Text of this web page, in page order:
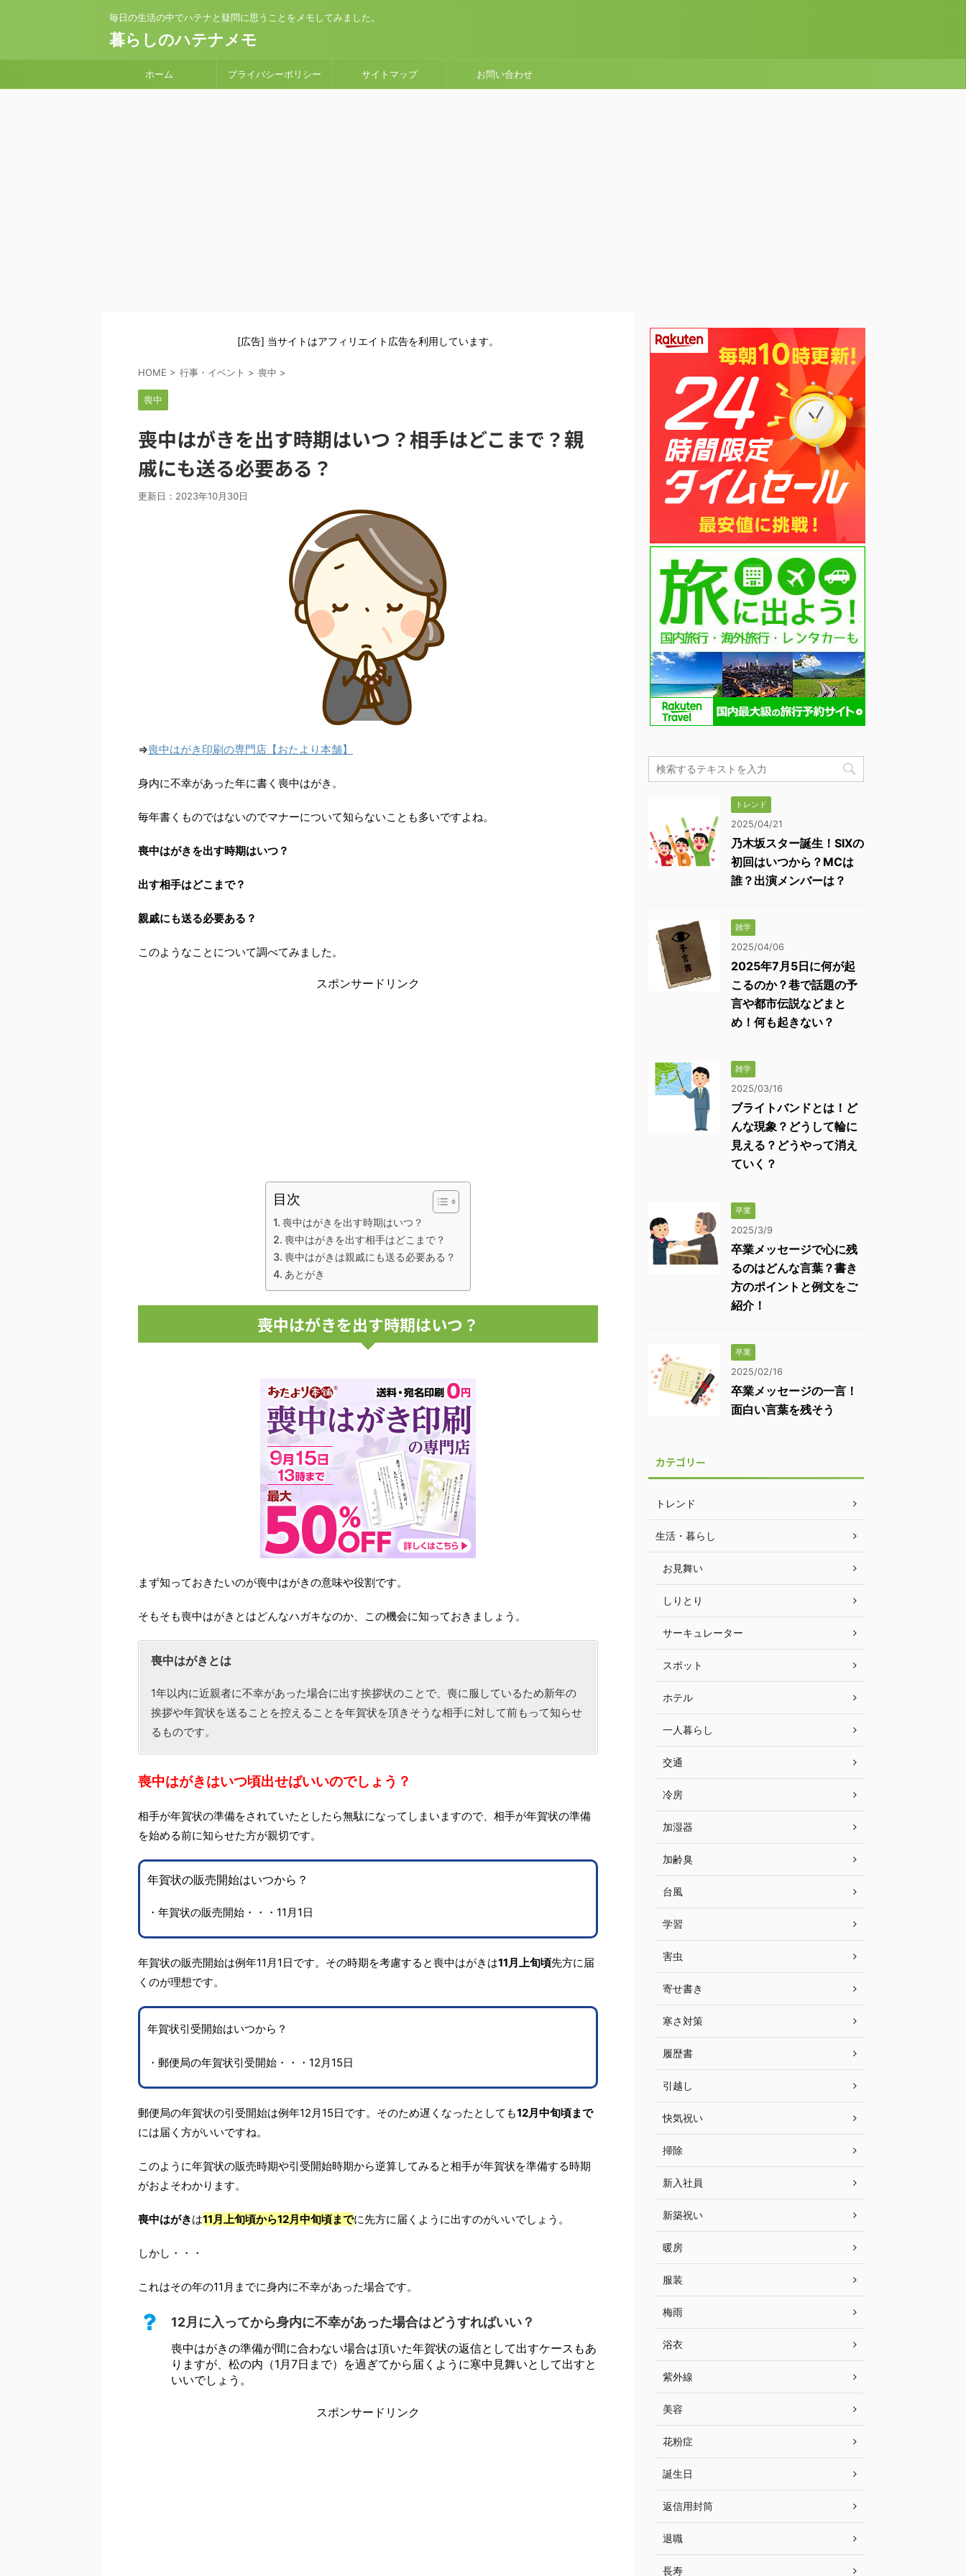
毎日の生活の中でハテナと疑問に思うことをメモしてみました。
暮らしのハテナメモ
ホーム プライバシーポリシー サイトマップ お問い合わせ
[広告] 当サイトはアフィリエイト広告を利用しています。
HOME > 行事・イベント > 喪中 >
喪中
喪中はがきを出す時期はいつ？相手はどこまで？親
戚にも送る必要ある？
更新日： 2023年10月30日
⇒喪中はがき印刷の専門店【おたより本舗】
身内に不幸があった年に書く喪中はがき。
毎年書くものではないのでマナーについて知らないことも多いですよね。
喪中はがきを出す時期はいつ？
出す相手はどこまで？
親戚にも送る必要ある？
このようなことについて調べてみました。
スポンサードリンク
目次
喪中はがきを出す時期はいつ？
喪中はがきを出す相手はどこまで？
喪中はがきは親戚にも送る必要ある？
あとがき
喪中はがきを出す時期はいつ？
まず知っておきたいのが喪中はがきの意味や役割です。
そもそも喪中はがきとはどんなハガキなのか、この機会に知っておきましょう。
喪中はがきとは
1年以内に近親者に不幸があった場合に出す挨拶状のことで、喪に服しているため新年の
挨拶や年賀状を送ることを控えることを年賀状を頂きそうな相手に対して前もって知らせ
るものです。
喪中はがきはいつ頃出せばいいのでしょう？
相手が年賀状の準備をされていたとしたら無駄になってしまいますので、相手が年賀状の準備
を始める前に知らせた方が親切です。
年賀状の販売開始はいつから？
・年賀状の販売開始・・・11月1日
年賀状の販売開始は例年11月1日です。その時期を考慮すると喪中はがきは11月上旬頃先方に届
くのが理想です。
年賀状引受開始はいつから？
・郵便局の年賀状引受開始・・・12月15日
郵便局の年賀状の引受開始は例年12月15日です。そのため遅くなったとしても12月中旬頃まで
には届く方がいいですね。
このように年賀状の販売時期や引受開始時期から逆算してみると相手が年賀状を準備する時期
がおよそわかります。
喪中はがきは11月上旬頃から12月中旬頃までに先方に届くように出すのがいいでしょう。
しかし・・・
これはその年の11月までに身内に不幸があった場合です。
12月に入ってから身内に不幸があった場合はどうすればいい？
喪中はがきの準備が間に合わない場合は頂いた年賀状の返信として出すケースもあ
りますが、松の内（1月7日まで）を過ぎてから届くように寒中見舞いとして出すと
いいでしょう。
スポンサードリンク
トレンド
2025/04/21
乃木坂スター誕生！SIXの
初回はいつから？MCは
誰？出演メンバーは？
雑学
2025/04/06
2025年7月5日に何が起
こるのか？巷で話題の予
言や都市伝説などまと
め！何も起きない？
雑学
2025/03/16
ブライトバンドとは！ど
んな現象？どうして輪に
見える？どうやって消え
ていく？
卒業
2025/3/9
卒業メッセージで心に残
るのはどんな言葉？書き
方のポイントと例文をご
紹介！
卒業
2025/02/16
卒業メッセージの一言！
面白い言葉を残そう
カテゴリー
トレンド
生活・暮らし
お見舞い
しりとり
サーキュレーター
スポット
ホテル
一人暮らし
交通
冷房
加湿器
加齢臭
台風
学習
害虫
寄せ書き
寒さ対策
履歴書
引越し
快気祝い
掃除
新入社員
新築祝い
暖房
服装
梅雨
浴衣
紫外線
美容
花粉症
誕生日
返信用封筒
退職
長寿